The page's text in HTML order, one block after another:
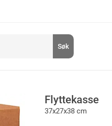
Søk
Flyttekasse
37x27x38 cm